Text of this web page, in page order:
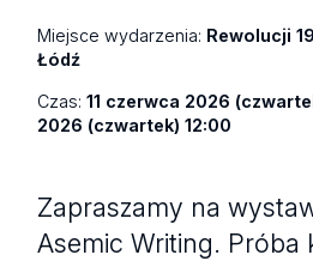
Miejsce wydarzenia: Rewolucji
Łódź
Czas:11 czerwca 2026
2026 (czwartek) 12:00
Zapraszamy na
Asemic Writing. Próba